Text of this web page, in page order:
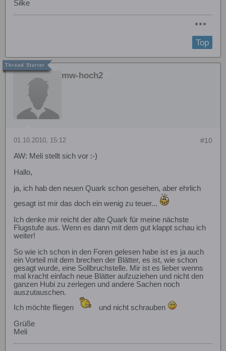
Silke
Top
mw-hoch2
#10
01.10.2010, 15:12
AW: Meli stellt sich vor :-)
Hallo,
ja, ich hab den neuen Quark schon gesehen, aber ehrlich
gesagt ist mir das doch ein wenig zu teuer...
Ich denke mir reicht der alte Quark für meine nächste
Flugstufe aus. Wenn es dann mit dem gut klappt schau ich
weiter!
So wie ich schon in den Foren gelesen habe ist es ja auch
ein Vorteil mit dem brechen der Blätter, es ist, wie schon
gesagt wurde, eine Sollbruchstelle. Mir ist es lieber wenns
mal kracht einfach neue Blätter aufzuziehen und nicht den
ganzen Hubi zu zerlegen und andere Sachen noch
auszutauschen.
Ich möchte fliegen
und nicht schrauben
Grüße
Meli